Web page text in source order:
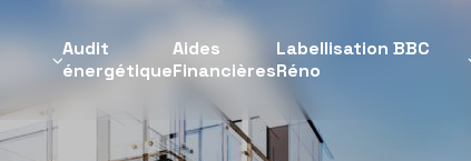
Audit
énergétique
Aides
Financières
Labellisation BBC
Réno